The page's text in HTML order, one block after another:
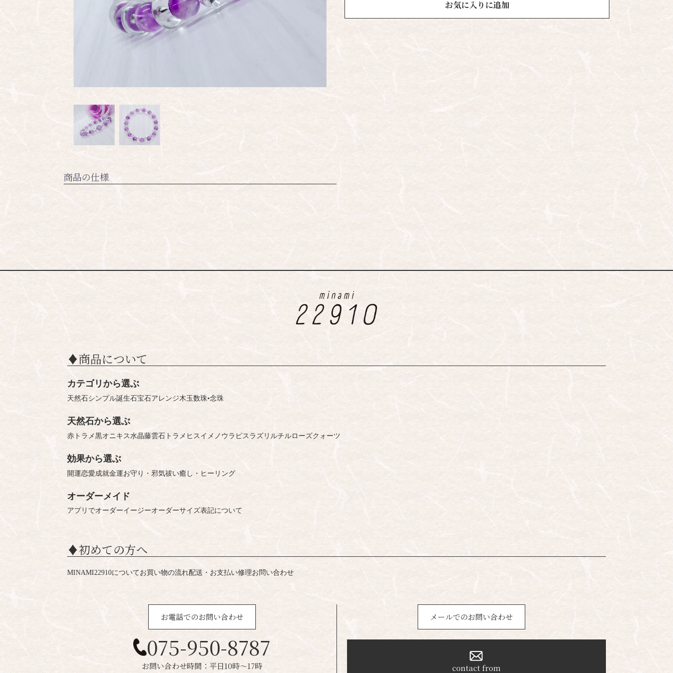
お気に入りに追加
商品の仕様
♦︎商品について
カテゴリから選ぶ
天然石シンプル誕生石宝石アレンジ木玉数珠•念珠
天然石から選ぶ
赤トラメ黒オニキス水晶藤雲石 トラメ ヒスイ メノウ ラピスラズリ ルチルローズクォーツ
効果から選ぶ
開運恋愛成就金運お守り・邪気祓い癒し・ヒーリング
オーダーメイド
アプリでオーダーイージーオーダーサイズ表記について
♦︎初めての方へ
MINAMI22910についてお買い物の流れ配送・お支払い修理お問い合わせ
お電話でのお問い合わせ
075-950-8787
お問い合わせ時間：平日10時～17時
メールでのお問い合わせ
contact from